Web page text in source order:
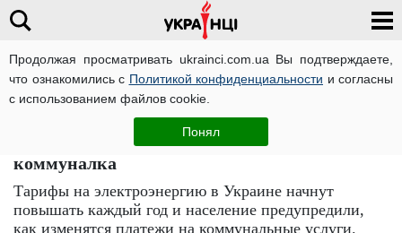
Продолжая просматривать ukrainci.com.ua Вы подтверждаете,
что ознакомились с Политикой конфиденциальности и согласны
с использованием файлов cookie.
Понял
Тариф на свет повысят, и не один раз:
решение принято, как подорожает главная
коммуналка
Тарифы на электроэнергию в Украине начнут
повышать каждый год и население предупредили,
как изменятся платежи на коммунальные услуги.